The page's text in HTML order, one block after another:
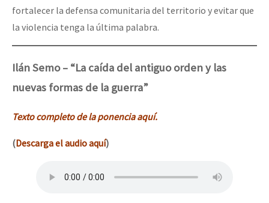
fortalecer la defensa comunitaria del territorio y evitar que
la violencia tenga la última palabra.
Ilán Semo – “La caída del antiguo orden y las
nuevas formas de la guerra”
Texto completo de la ponencia aquí.
(Descarga el audio aquí)